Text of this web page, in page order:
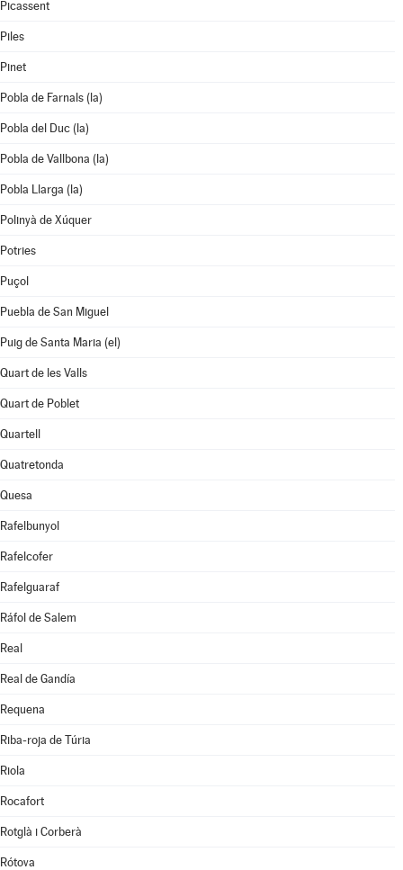
Picassent
Piles
Pinet
Pobla de Farnals (la)
Pobla del Duc (la)
Pobla de Vallbona (la)
Pobla Llarga (la)
Polinyà de Xúquer
Potries
Puçol
Puebla de San Miguel
Puig de Santa Maria (el)
Quart de les Valls
Quart de Poblet
Quartell
Quatretonda
Quesa
Rafelbunyol
Rafelcofer
Rafelguaraf
Ráfol de Salem
Real
Real de Gandía
Requena
Riba-roja de Túria
Riola
Rocafort
Rotglà i Corberà
Rótova